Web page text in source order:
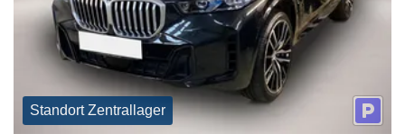
Standort Zentrallager